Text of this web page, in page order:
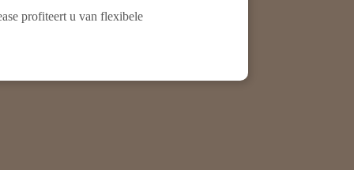
profiteert u van flexibele